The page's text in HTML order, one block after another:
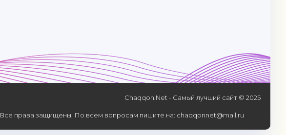
Chaqqon.Net - Самый лучший сайт © 2025
Все права защищены. По всем вопросам пишите на: chaqqonnet@mail.ru